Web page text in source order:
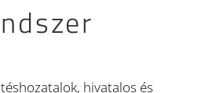
hivatalos és